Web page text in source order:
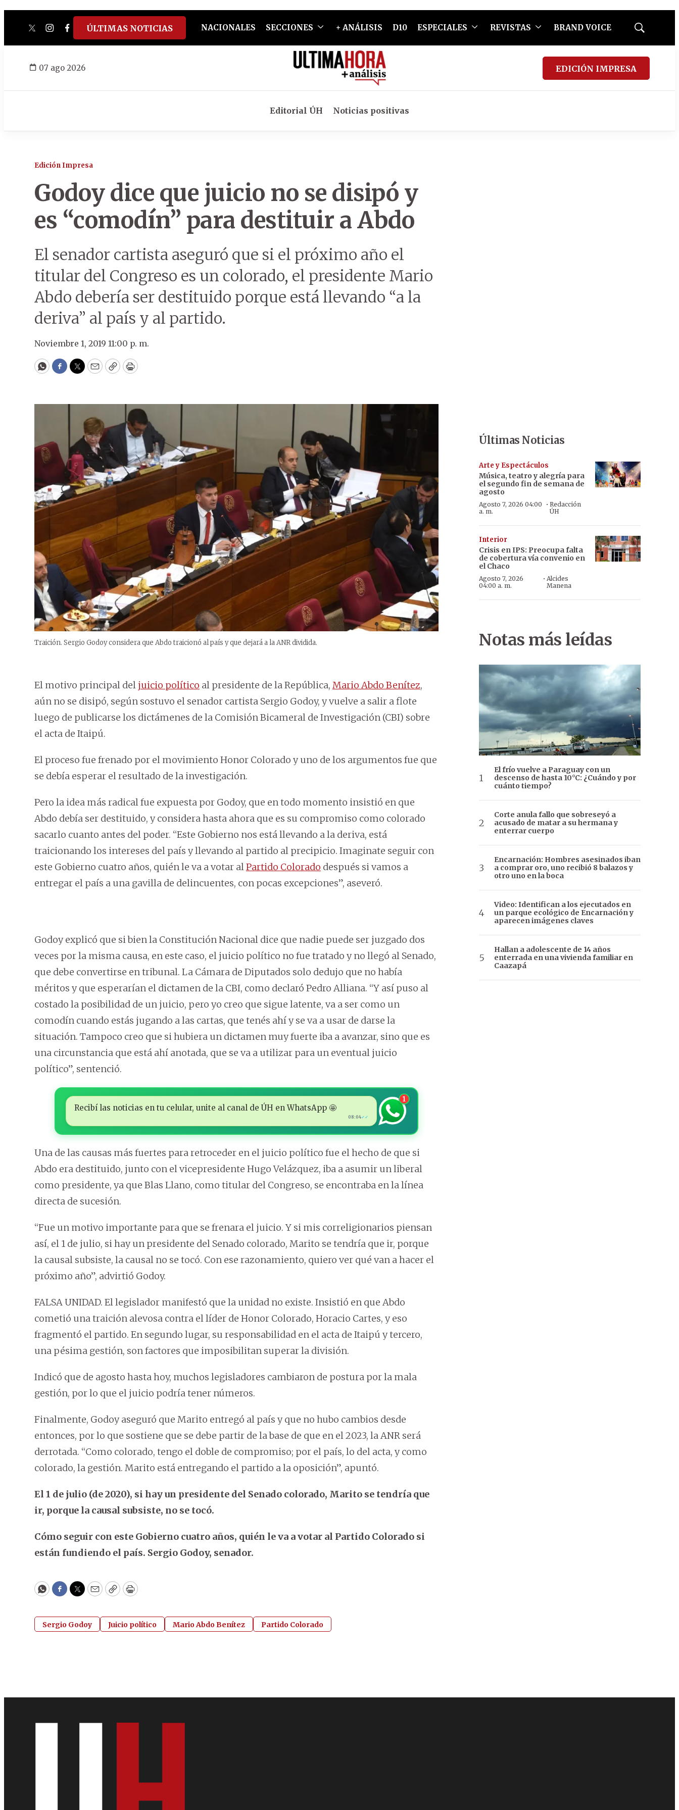
twitterinstagram
facebook
tiktokyoutube
spotify
ÚLTIMAS NOTICIAS NACIONALES SECCIONES + ANÁLISIS D10 ESPECIALES REVISTAS BRAND VOICE
Mostrar
07 ago 2026 EDICIÓN IMPRESA
Editorial ÚH Noticias positivas
Edición Impresa
Godoy dice que juicio no se disipó y
es “comodín” para destituir a Abdo
El senador cartista aseguró que si el próximo año el
titular del Congreso es un colorado, el presidente Mario
Abdo debería ser destituido porque está llevando “a la
deriva” al país y al partido.
Noviembre 1, 2019 11:00 p. m.
WhatsApp
Facebook
Twitter
EmailCopyPrint
Traición. Sergio Godoy considera que Abdo traicionó al país y que dejará a la ANR dividida.
El motivo principal del juicio político al presidente de la República, Mario Abdo Benítez,
aún no se disipó, según sostuvo el senador cartista Sergio Godoy, y vuelve a salir a flote
luego de publicarse los dictámenes de la Comisión Bicameral de Investigación (CBI) sobre
el acta de Itaipú.
El proceso fue frenado por el movimiento Honor Colorado y uno de los argumentos fue que
se debía esperar el resultado de la investigación.
Pero la idea más radical fue expuesta por Godoy, que en todo momento insistió en que
Abdo debía ser destituido, y considera hasta ahora que es su compromiso como colorado
sacarlo cuanto antes del poder. “Este Gobierno nos está llevando a la deriva, está
traicionando los intereses del país y llevando al partido al precipicio. Imaginate seguir con
este Gobierno cuatro años, quién le va a votar alPartido Colorado después si vamos a
entregar el país a una gavilla de delincuentes, con pocas excepciones”, aseveró.
Godoy explicó que si bien la Constitución Nacional dice que nadie puede ser juzgado dos
veces por la misma causa, en este caso, el juicio político no fue tratado y no llegó al Senado,
que debe convertirse en tribunal. La Cámara de Diputados solo dedujo que no había
méritos y que esperarían el dictamen de la CBI, como declaró Pedro Alliana. “Y así puso al
costado la posibilidad de un juicio, pero yo creo que sigue latente, va a ser como un
comodín cuando estás jugando a las cartas, que tenés ahí y se va a usar de darse la
situación. Tampoco creo que si hubiera un dictamen muy fuerte iba a avanzar, sino que es
una circunstancia que está ahí anotada, que se va a utilizar para un eventual juicio
político”, sentenció.
Recibí las noticias en tu celular, unite al canal de ÚH en WhatsApp 🤩
08:04✓✓
1
Una de las causas más fuertes para retroceder en el juicio político fue el hecho de que si
Abdo era destituido, junto con el vicepresidente Hugo Velázquez, iba a asumir un liberal
como presidente, ya que Blas Llano, como titular del Congreso, se encontraba en la línea
directa de sucesión.
“Fue un motivo importante para que se frenara el juicio. Y si mis correligionarios piensan
así, el 1 de julio, si hay un presidente del Senado colorado, Marito se tendría que ir, porque
la causal subsiste, la causal no se tocó. Con ese razonamiento, quiero ver qué van a hacer el
próximo año”, advirtió Godoy.
FALSA UNIDAD. El legislador manifestó que la unidad no existe. Insistió en que Abdo
cometió una traición alevosa contra el líder de Honor Colorado, Horacio Cartes, y eso
fragmentó el partido. En segundo lugar, su responsabilidad en el acta de Itaipú y tercero,
una pésima gestión, son factores que imposibilitan superar la división.
Indicó que de agosto hasta hoy, muchos legisladores cambiaron de postura por la mala
gestión, por lo que el juicio podría tener números.
Finalmente, Godoy aseguró que Marito entregó al país y que no hubo cambios desde
entonces, por lo que sostiene que se debe partir de la base de que en el 2023, la ANR será
derrotada. “Como colorado, tengo el doble de compromiso; por el país, lo del acta, y como
colorado, la gestión. Marito está entregando el partido a la oposición”, apuntó.
El 1 de julio (de 2020), si hay un presidente del Senado colorado, Marito se tendría que
ir, porque la causal subsiste, no se tocó.
Cómo seguir con este Gobierno cuatro años, quién le va a votar al Partido Colorado si
están fundiendo el país. Sergio Godoy, senador.
WhatsApp
Facebook
Twitter
EmailCopyPrint
Sergio Godoy Juicio político Mario Abdo Benítez Partido Colorado
Últimas Noticias
Arte y Espectáculos
Música, teatro y alegría para
el segundo fin de semana de
agosto
Agosto 7, 2026 04:00
a. m.
· Redacción
ÚH
Interior
Crisis en IPS: Preocupa falta
de cobertura vía convenio en
el Chaco
Agosto 7, 2026
04:00 a. m.
·Alcides
Manena
Notas más leídas
El frío vuelve a Paraguay con un
descenso de hasta 10°C: ¿Cuándo y por
cuánto tiempo?
Corte anula fallo que sobreseyó a
acusado de matar a su hermana y
enterrar cuerpo
Encarnación: Hombres asesinados iban
a comprar oro, uno recibió 8 balazos y
otro uno en la boca
Video: Identifican a los ejecutados en
un parque ecológico de Encarnación y
aparecen imágenes claves
Hallan a adolescente de 14 años
enterrada en una vivienda familiar en
Caazapá